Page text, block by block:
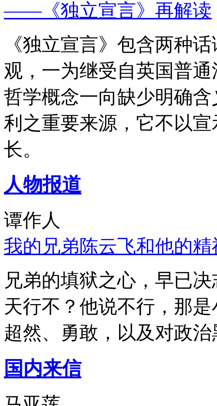
——《独立宣言》再解读
《独立宣言》包含两种
观，一为继受自英国普
哲学概念一向缺少明确
利之重要来源，它不以
长。
人物报道
谭作人
我的兄弟陈云飞和他的
兄弟的填狱之心，早已
天行不？他说不行，那
超然、勇敢，以及对政
国内来信